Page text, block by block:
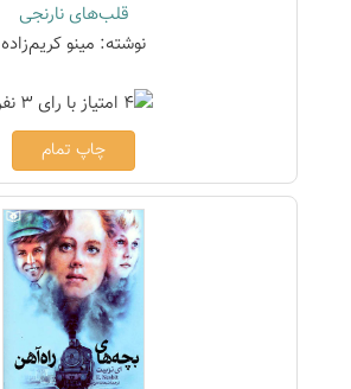
قلب‌های نارنجی
نوشته: مینو کریم‌زاده
چاپ تمام